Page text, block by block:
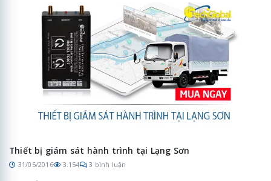
Thiết bị giám sát hành trình tại Lạng Sơn
31/05/2016 3.154 3 bình luận